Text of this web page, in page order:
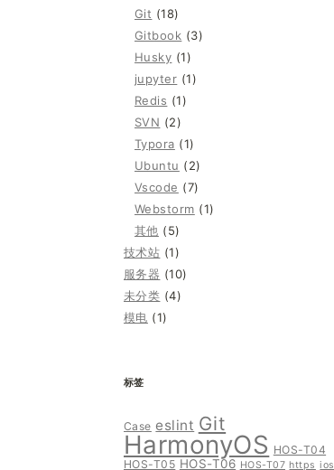
Git (18)
Gitbook (3)
Husky (1)
jupyter (1)
Redis (1)
SVN (2)
Typora (1)
Ubuntu (2)
Vscode (7)
Webstorm (1)
其他 (5)
技术站 (1)
服务器 (10)
未分类 (4)
模电 (1)
标签
Case eslint Git
HarmonyOS HOS-T04
HOS-T05 HOS-T06 HOS-T07 https ios